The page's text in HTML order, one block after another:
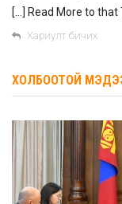
[…] Read More to
Хариулт бичих
ХОЛБООТОЙ